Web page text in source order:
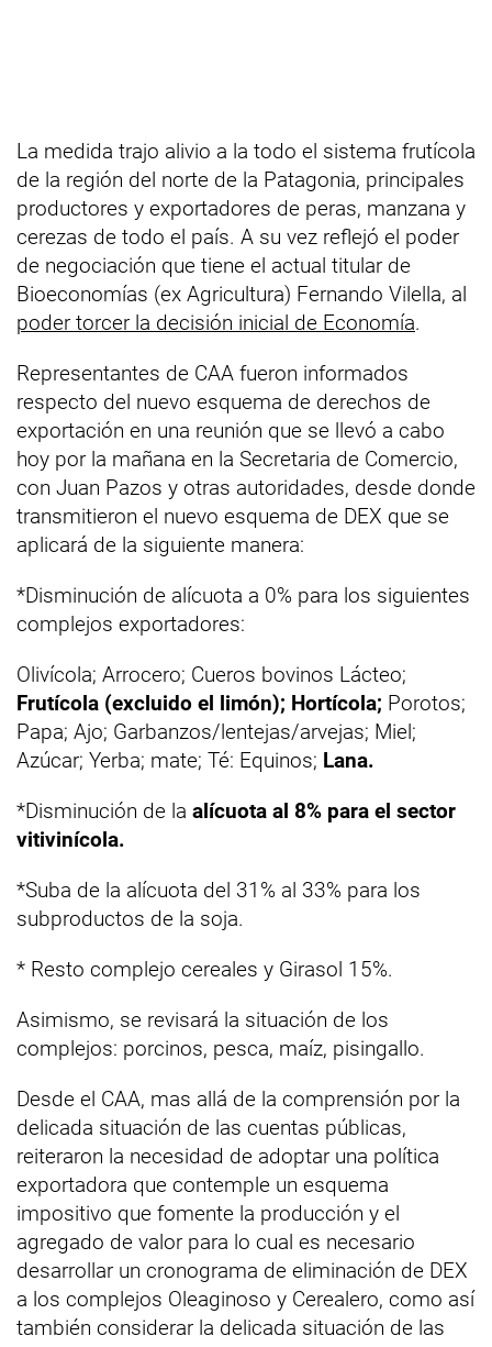
La medida trajo alivio a la todo el sistema frutícola
de la región del norte de la Patagonia, principales
productores y exportadores de peras, manzana y
cerezas de todo el país. A su vez reflejó el poder
de negociación que tiene el actual titular de
Bioeconomías (ex Agricultura) Fernando Vilella, al
poder torcer la decisión inicial de Economía.
Representantes de CAA fueron informados
respecto del nuevo esquema de derechos de
exportación en una reunión que se llevó a cabo
hoy por la mañana en la Secretaria de Comercio,
con Juan Pazos y otras autoridades, desde donde
transmitieron el nuevo esquema de DEX que se
aplicará de la siguiente manera:
*Disminución de alícuota a 0% para los siguientes
complejos exportadores:
Olivícola; Arrocero; Cueros bovinos Lácteo;
Frutícola (excluido el limón); Hortícola; Porotos;
Papa; Ajo; Garbanzos/lentejas/arvejas; Miel;
Azúcar; Yerba; mate; Té: Equinos; Lana.
*Disminución de la alícuota al 8% para el sector
vitivinícola.
*Suba de la alícuota del 31% al 33% para los
subproductos de la soja.
* Resto complejo cereales y Girasol 15%.
Asimismo, se revisará la situación de los
complejos: porcinos, pesca, maíz, pisingallo.
Desde el CAA, mas allá de la comprensión por la
delicada situación de las cuentas públicas,
reiteraron la necesidad de adoptar una política
exportadora que contemple un esquema
impositivo que fomente la producción y el
agregado de valor para lo cual es necesario
desarrollar un cronograma de eliminación de DEX
a los complejos Oleaginoso y Cerealero, como así
también considerar la delicada situación de las